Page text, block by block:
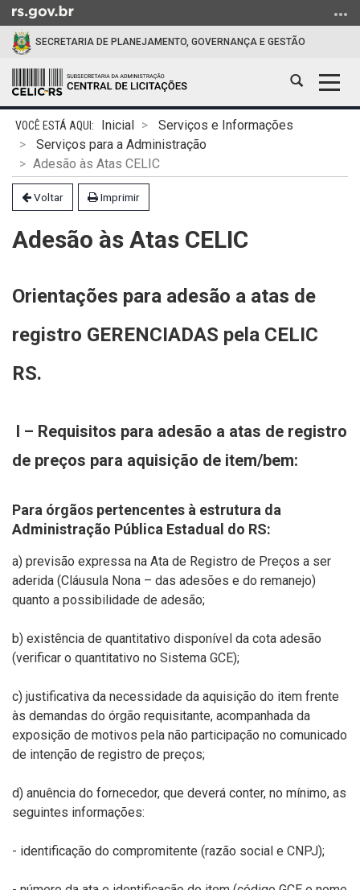
para
conteúdo
para
menu
para
SECRETARIA DE PLANEJAMENTO, GOVERNANÇA E GESTÃO
Abrir
busca
Início
conteúdo
Inicial
Serviços e Informações
Serviços para a Administração
Adesão às Atas CELIC
Voltar Imprimir
Adesão às Atas CELIC
Orientações para adesão a atas de
registro GERENCIADAS pela CELIC
RS.
I – Requisitos para adesão a atas de registro
de preços para aquisição de item/bem:
Para órgãos pertencentes à estrutura da
Administração Pública Estadual do RS:
a) previsão expressa na Ata de Registro de Preços a ser
aderida (Cláusula Nona – das adesões e do remanejo)
quanto a possibilidade de adesão;
b) existência de quantitativo disponível da cota adesão
(verificar o quantitativo no Sistema GCE);
c) justificativa da necessidade da aquisição do item frente
às demandas do órgão requisitante, acompanhada da
exposição de motivos pela não participação no comunicado
de intenção de registro de preços;
d) anuência do fornecedor, que deverá conter, no mínimo, as
seguintes informações:
- identificação do compromitente (razão social e CNPJ);